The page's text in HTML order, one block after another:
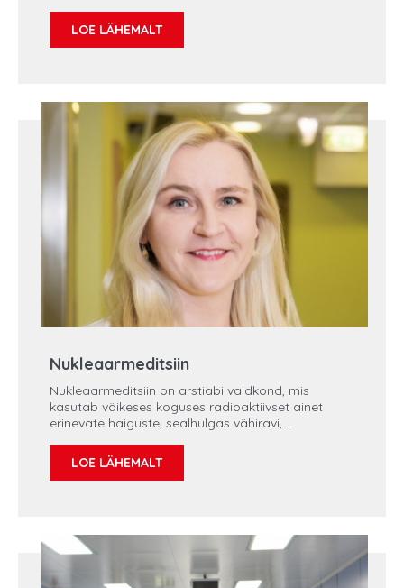
Lellep ja Tartu Ülikooli Kliinikumi verekeskuse
juhataja dr Helve König. Saame teada, kuidas on
Kuidas on tagatud doonorivere ohutus
patsiendile? Miks on vereloovutus
heategevuspõhine ning mida kujutab endast
afereesidoonorlus?
LOE LÄHEMALT
Nukleaarmeditsiin
Nukleaarmeditsiin on arstiabi valdkond, mis
kasutab väikeses koguses radioaktiivset ainet
erinevate haiguste, sealhulgas vähiravi,
neuroloogiliste häirete ning muude organismis
esinevate kõrvalekallete raviks. Mis aga peitub
on külas Regionaalhaigla radioloogia osakonna
juhataja dr Ilona Muoni.
LOE LÄHEMALT